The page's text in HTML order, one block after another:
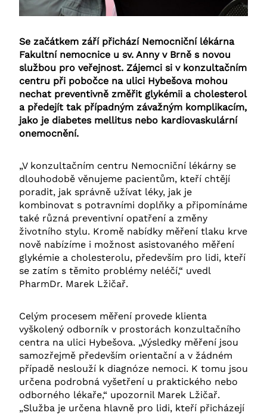
Se začátkem září přichází Nemocniční lékárna
Fakultní nemocnice u sv. Anny v Brně s novou
službou pro veřejnost. Zájemci si v konzultačním
centru při pobočce na ulici Hybešova mohou
nechat preventivně změřit glykémii a cholesterol
a předejít tak případným závažným komplikacím,
jako je diabetes mellitus nebo kardiovaskulární
onemocnění.
„V konzultačním centru Nemocniční lékárny se
dlouhodobě věnujeme pacientům, kteří chtějí
poradit, jak správně užívat léky, jak je
kombinovat s potravními doplňky a připomínáme
také různá preventivní opatření a změny
životního stylu. Kromě nabídky měření tlaku krve
nově nabízíme i možnost asistovaného měření
glykémie a cholesterolu, především pro lidi, kteří
se zatím s těmito problémy neléčí,“ uvedl
PharmDr. Marek Lžičař.
Celým procesem měření provede klienta
vyškolený odborník v prostorách konzultačního
centra na ulici Hybešova. „Výsledky měření jsou
samozřejmě především orientační a v žádném
případě neslouží k diagnóze nemoci. K tomu jsou
určena podrobná vyšetření u praktického nebo
odborného lékaře,“ upozornil Marek Lžičař.
„Služba je určena hlavně pro lidi, kteří přicházejí